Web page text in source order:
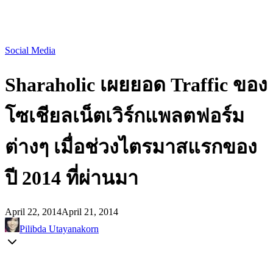
Social Media
Sharaholic เผยยอด Traffic ของ
โซเชียลเน็ตเวิร์กแพลตฟอร์ม
ต่างๆ เมื่อช่วงไตรมาสแรกของ
ปี 2014 ที่ผ่านมา
April 22, 2014April 21, 2014
Pilibda Utayanakorn